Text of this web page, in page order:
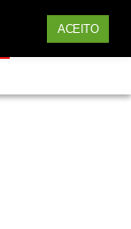
ACEITO